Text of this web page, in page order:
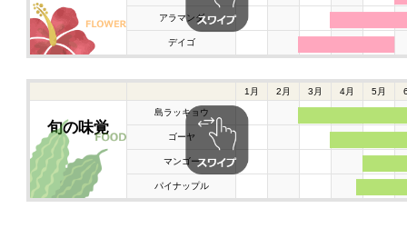
アラマンダ
デイゴ
1月 2月 3月 4月 5月
旬の味覚
島ラッキョウ
ゴーヤ
マンゴー
パイナップル